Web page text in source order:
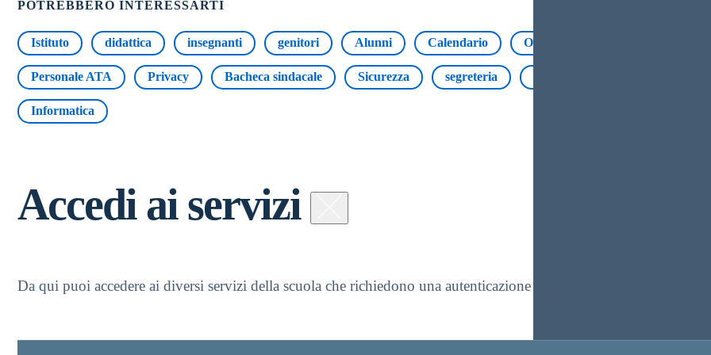
POTREBBERO INTERESSARTI
Istituto didattica insegnanti genitori Alunni Calendario Orario
Personale ATA Privacy Bacheca sindacale Sicurezza segreteria
Informatica
Accedi ai servizi
Da qui puoi accedere ai diversi servizi della scuola che richiedono una autenticazione personale.